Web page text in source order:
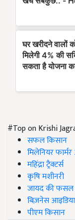
#Top on Krishi
सफल किसान
मिलेनियर
महिंद्रा ट्रैक्टर्स
कृषि मशीनरी
जायद की फसल
बिज़नेस
पीएम किसान